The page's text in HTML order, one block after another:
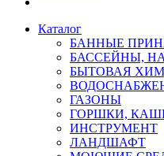
Каталог
БАННЫЕ
БАССЕЙНЫ,
БЫТОВАЯ
ГАЗОНЫ
ГОРШКИ,
ИНСТРУМЕНТ
ЛАНДШАФТ